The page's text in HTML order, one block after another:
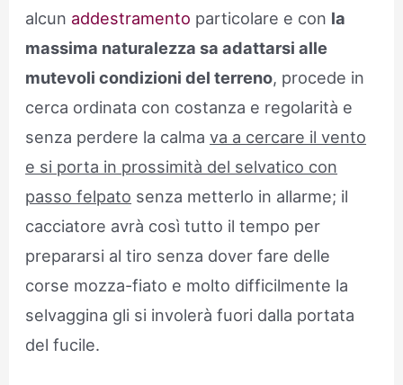
alcun addestramento particolare e con la
massima naturalezza sa adattarsi alle
mutevoli condizioni del terreno, procede in
cerca ordinata con costanza e regolarità e
senza perdere la calmava a cercare il vento
e si porta in prossimità del selvatico con
passo felpato senza metterlo in allarme; il
cacciatore avrà così tutto il tempo per
prepararsi al tiro senza dover fare delle
corse mozza-fiato e molto difficilmente la
selvaggina gli si involerà fuori dalla portata
del fucile.